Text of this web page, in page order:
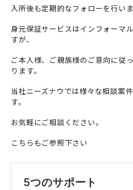
入所後も定期的なフォローを行いま
身元保証サービスはインフォーマ
すが、
ご本人様、ご親族様のご意向に従
ります。
当社ニーズナウでは様々な相談案
す。
お気軽にご相談ください。
こちらもご参照下さい